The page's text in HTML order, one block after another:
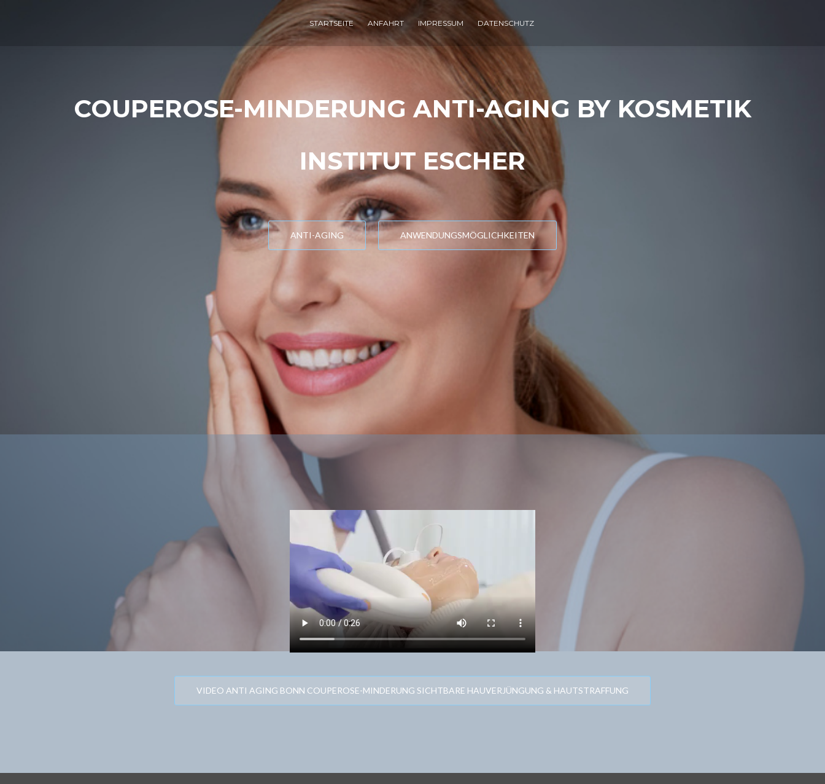
STARTSEITE ANFAHRT IMPRESSUM DATENSCHUTZ
COUPEROSE-MINDERUNG ANTI-AGING BY KOSMETIK
INSTITUT ESCHER
ANTI-AGING ANWENDUNGSMÖGLICHKEITEN
VIDEO ANTI AGING BONN COUPEROSE-MINDERUNG SICHTBARE HAUVERJÜNGUNG & HAUTSTRAFFUNG